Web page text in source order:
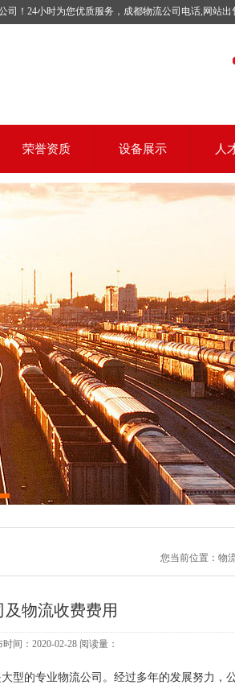
！24小时为您优质服务，成都物流公司电话,网站出
荣誉资质 设备展示 人
您当前位置： 物
物流收费费用
间：2020-02-28 阅读量：
型的专业物流公司。经过多年的发展努力，